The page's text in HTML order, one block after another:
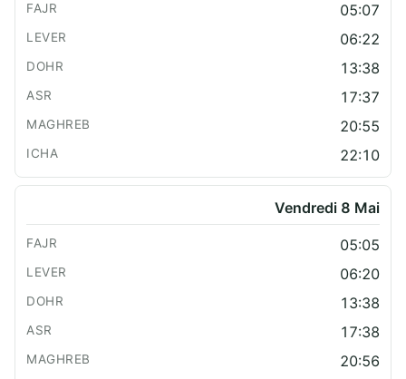
05:07
06:22
13:38
17:37
20:55
22:10
Vendredi 8 Mai
05:05
06:20
13:38
17:38
20:56